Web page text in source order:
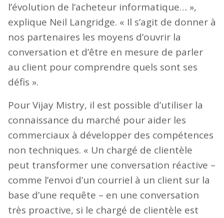
l’évolution de l’acheteur informatique… »,
explique Neil Langridge. « Il s’agit de donner à
nos partenaires les moyens d’ouvrir la
conversation et d’être en mesure de parler
au client pour comprendre quels sont ses
défis ».
Pour Vijay Mistry, il est possible d’utiliser la
connaissance du marché pour aider les
commerciaux à développer des compétences
non techniques. « Un chargé de clientèle
peut transformer une conversation réactive –
comme l’envoi d’un courriel à un client sur la
base d’une requête – en une conversation
très proactive, si le chargé de clientèle est